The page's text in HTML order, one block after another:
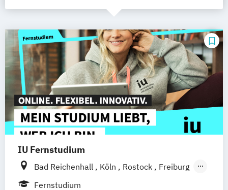
IU Fernstudium
Bad Reichenhall Köln Rostock
Freiburg
Kiel
Frankfurt am Main
Fernstudium